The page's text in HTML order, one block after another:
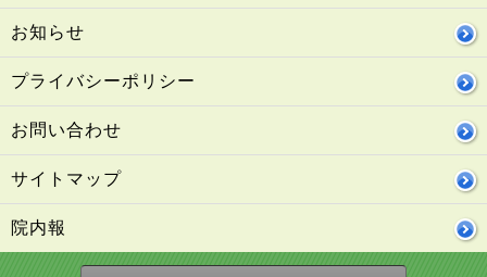
お知らせ
プライバシーポリシー
お問い合わせ
サイトマップ
院内報